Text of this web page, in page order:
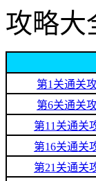
攻略大
第1关通关
第6关通关
第11关通关
第16关通关
第21关通关